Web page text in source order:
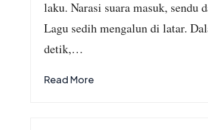
laku. Narasi suara masuk, sendu
Lagu sedih mengalun di latar.
detik,…
Read More